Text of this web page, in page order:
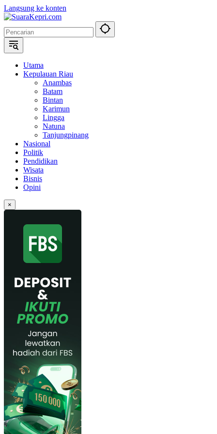
Langsung ke konten
Utama
Kepulauan Riau
Anambas
Batam
Bintan
Karimun
Lingga
Natuna
Tanjungpinang
Nasional
Politik
Pendidikan
Wisata
Bisnis
Opini
×